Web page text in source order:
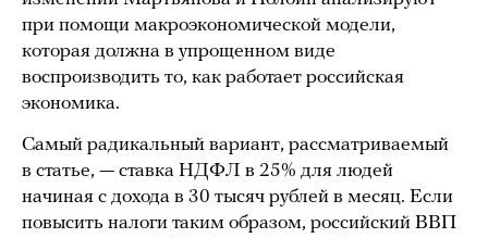
при помощи макроэкономической модели,
которая должна в упрощенном виде
воспроизводить то, как работает российская
экономика.
Самый радикальный вариант, рассматриваемый
в статье, — ставка НДФЛ в 25% для людей
начиная с дохода в 30 тысяч рублей в месяц. Если
повысить налоги таким образом, российский ВВП